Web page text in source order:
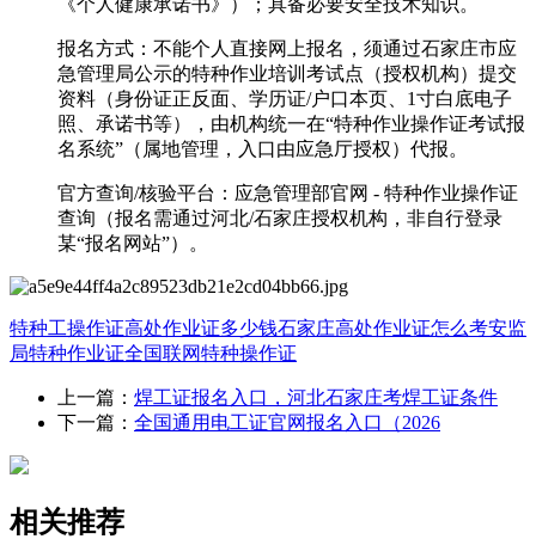
‌报名方式‌：‌不能个人直接网上报名‌，须通过石家庄市应
急管理局公示的特种作业培训考试点（授权机构）提交
资料（身份证正反面、学历证/户口本页、1寸白底电子
照、承诺书等），由机构统一在“特种作业操作证考试报
名系统”（属地管理，入口由应急厅授权）代报。
‌官方查询/核验平台‌：应急管理部官网 - 特种作业操作证
查询（报名需通过河北/石家庄授权机构，非自行登录
某“报名网站”）。
特种工操作证高处作业证多少钱石家庄高处作业证怎么考安监
局特种作业证全国联网特种操作证
上一篇： 焊工证报名入口，河北石家庄考焊工证条件
下一篇： 全国通用电工证官网报名入口（2026
相关推荐